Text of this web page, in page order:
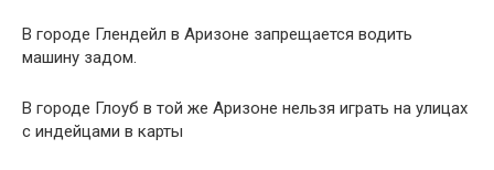
В городе Глендейл в Аризоне запрещается водить
машину задом.
В городе Глоуб в той же Аризоне нельзя играть на улицах
с индейцами в карты